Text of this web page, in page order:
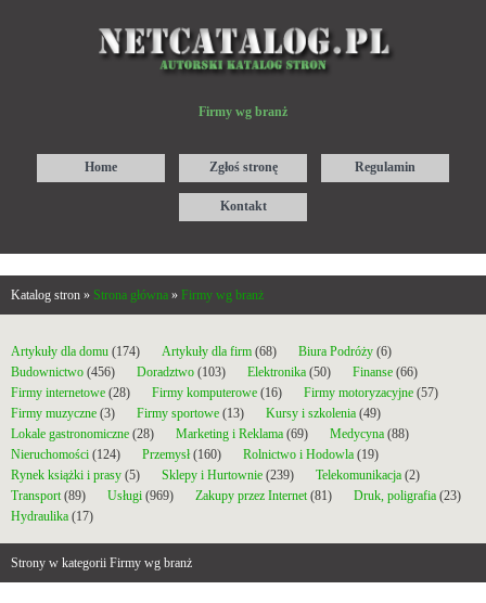
Firmy wg branż
Home Zgłoś stronę Regulamin
Kontakt
Katalog stron » Strona główna » Firmy wg branż
Artykuły dla domu (174) Artykuły dla firm (68) Biura Podróży (6)
Budownictwo (456) Doradztwo (103) Elektronika (50) Finanse (66)
Firmy internetowe (28) Firmy komputerowe (16) Firmy motoryzacyjne (57)
Firmy muzyczne (3) Firmy sportowe (13) Kursy i szkolenia (49)
Lokale gastronomiczne (28) Marketing i Reklama (69) Medycyna (88)
Nieruchomości (124) Przemysł(160) Rolnictwo i Hodowla (19)
Rynek książki i prasy (5) Sklepy i Hurtownie (239) Telekomunikacja (2)
Transport (89) Usługi (969) Zakupy przez Internet (81) Druk, poligrafia (23)
Hydraulika (17)
Strony w kategorii Firmy wg branż